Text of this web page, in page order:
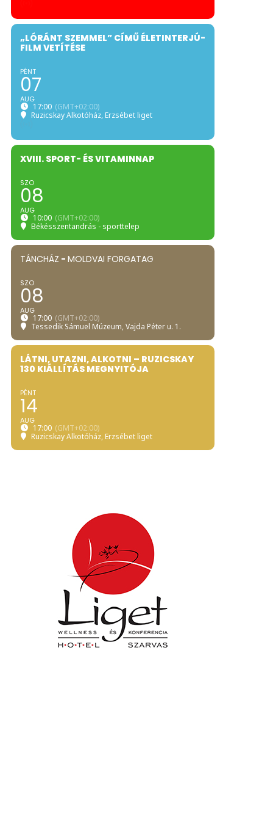
„LÓRÁNT SZEMMEL” CÍMŰ ÉLETINTERJÚ-
FILM VETÍTÉSE
PÉNT
07
AUG
17:00 (GMT+02:00)
Ruzicskay Alkotóház, Erzsébet liget
XVIII. SPORT- ÉS VITAMINNAP
SZO
08
AUG
10:00 (GMT+02:00)
Békésszentandrás - sporttelep
TÁNCHÁZ - MOLDVAI FORGATAG
SZO
08
AUG
17:00 (GMT+02:00)
Tessedik Sámuel Múzeum, Vajda Péter u. 1.
LÁTNI, UTAZNI, ALKOTNI – RUZICSKAY
130 KIÁLLÍTÁS MEGNYITÓJA
PÉNT
14
AUG
17:00 (GMT+02:00)
Ruzicskay Alkotóház, Erzsébet liget